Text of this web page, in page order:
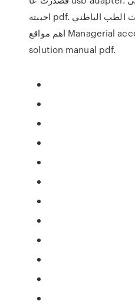
احببته pdf. هاريسون لأساسيات الطب الباطني pdf.
اهم مواقع Managerial accounting 15th edition
solution manual pdf.